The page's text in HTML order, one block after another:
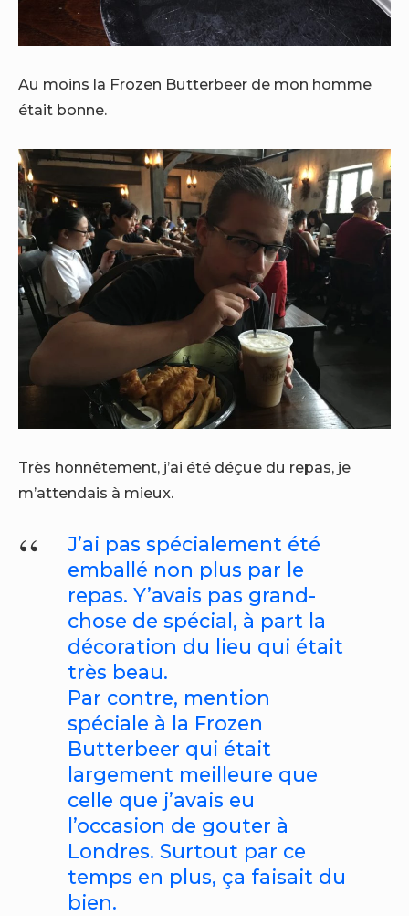
Au moins la Frozen Butterbeer de mon homme
était bonne.
Très honnêtement, j’ai été déçue du repas, je
m’attendais à mieux.
J’ai pas spécialement été
emballé non plus par le
repas. Y’avais pas grand-
chose de spécial, à part la
décoration du lieu qui était
très beau.
Par contre, mention
spéciale à la Frozen
Butterbeer qui était
largement meilleure que
celle que j’avais eu
l’occasion de gouter à
Londres. Surtout par ce
temps en plus, ça faisait du
bien.